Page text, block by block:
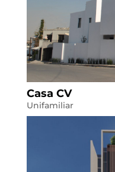
Casa CV
Unifamiliar